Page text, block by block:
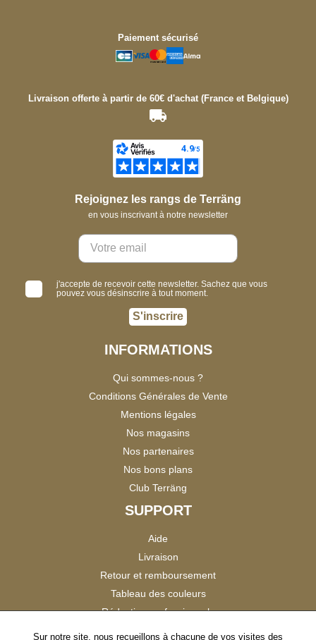
Paiement sécurisé
Livraison offerte à partir de 60€ d'achat (France et Belgique)
Rejoignez les rangs de Terräng
en vous inscrivant à notre newsletter
j'accepte de recevoir cette newsletter. Sachez que vous
pouvez vous désinscrire à tout moment.
S'inscrire
INFORMATIONS
Qui sommes-nous ?
Conditions Générales de Vente
Mentions légales
Nos magasins
Nos partenaires
Nos bons plans
Club Terräng
SUPPORT
Aide
Livraison
Retour et remboursement
Tableau des couleurs
Réduction professionnels
Sur notre site, nous recueillons à chacune de vos visites des